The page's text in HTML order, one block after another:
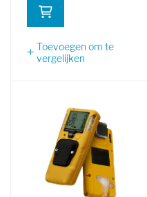
Toevoegen om te
vergelijken